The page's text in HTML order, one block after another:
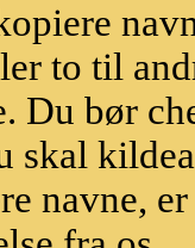
to til
Du bør
skal
navne,